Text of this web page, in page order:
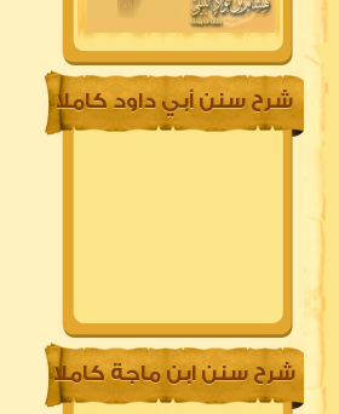
شرح سنن أبي داود كاملا
شرح سنن ابن ماجة كاملا